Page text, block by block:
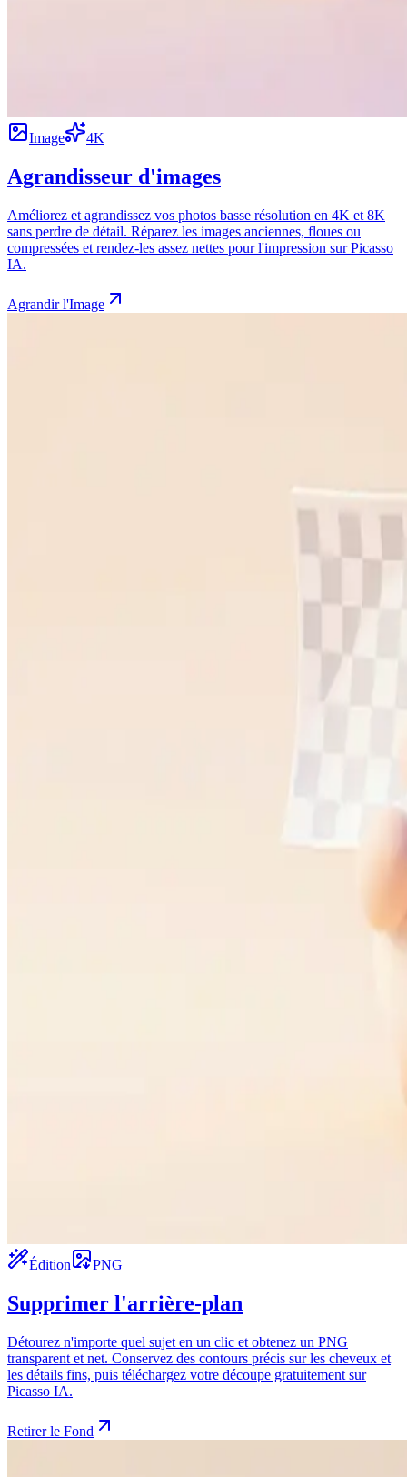
Image 4K
Agrandisseur d'images
Améliorez et agrandissez vos photos basse résolution en 4K et 8K
sans perdre de détail. Réparez les images anciennes, floues ou
compressées et rendez-les assez nettes pour l'impression sur Picasso
IA.
Agrandir l'Image
Édition PNG
Supprimer l'arrière-plan
Détourez n'importe quel sujet en un clic et obtenez un PNG
transparent et net. Conservez des contours précis sur les cheveux et
les détails fins, puis téléchargez votre découpe gratuitement sur
Picasso IA.
Retirer le Fond